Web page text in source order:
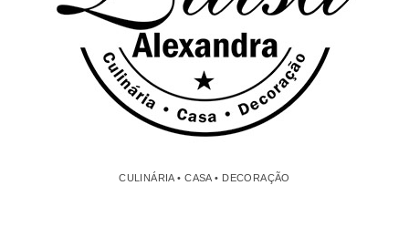
CULINÁRIA • CASA • DECORAÇÃO